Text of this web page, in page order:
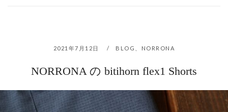
2021年7月12日 BLOG NORRONA
NORRONA の bitihorn flex1 Shorts